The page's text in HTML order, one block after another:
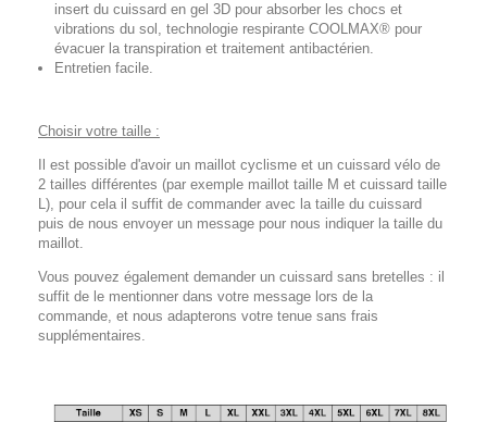
insert du cuissard en gel 3D pour absorber les chocs et
vibrations du sol, technologie respirante COOLMAX® pour
évacuer la transpiration et traitement antibactérien.
Entretien facile.
Choisir votre taille :
Il est possible d'avoir un maillot cyclisme et un cuissard vélo de
2 tailles différentes (par exemple maillot taille M et cuissard taille
L), pour cela il suffit de commander avec la taille du cuissard
puis de nous envoyer un message pour nous indiquer la taille du
maillot.
Vous pouvez également demander un cuissard sans bretelles : il
suffit de le mentionner dans votre message lors de la
commande, et nous adapterons votre tenue sans frais
supplémentaires.